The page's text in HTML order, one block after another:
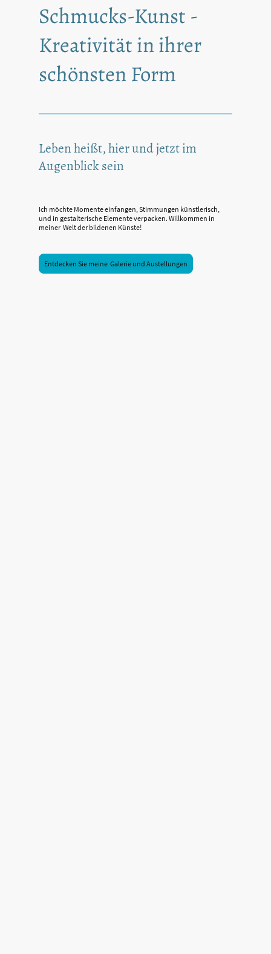
Schmucks-Kunst -
Kreativität in ihrer
schönsten Form
Leben heißt, hier und jetzt im
Augenblick sein
Ich möchte Momente einfangen, Stimmungen künstlerisch,
und in gestalterische Elemente verpacken. Willkommen in
meiner Welt der bildenen Künste!
Entdecken Sie meine Galerie und Austellungen